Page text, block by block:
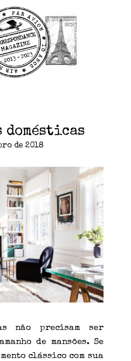
de 2018
não precisam ser
de mansões. Se
clássico com sua